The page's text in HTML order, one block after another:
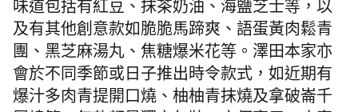
味道包括有紅豆、抹茶奶油、海鹽芝士等，以
及有其他創意款如脆脆馬蹄爽、語蛋黃肉鬆青
團、黑芝麻湯丸、焦糖爆米花等。澤田本家亦
會於不同季節或日子推出時令款式，如近期有
爆汁多肉青提開口燒、柚柚青抹燒及拿破崙千